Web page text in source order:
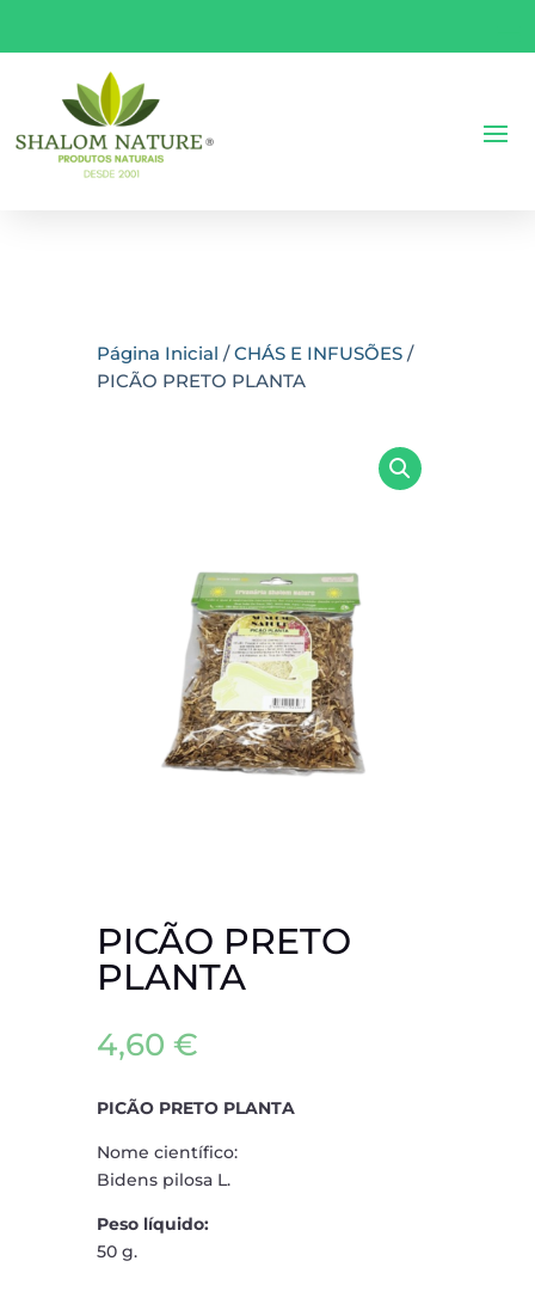
Página Inicial /CHÁS E INFUSÕES/
PICÃO PRETO PLANTA
PICÃO PRETO
PLANTA
4,60 €
PICÃO PRETO PLANTA
Nome científico:
Bidens pilosa L.
Peso líquido:
50 g.